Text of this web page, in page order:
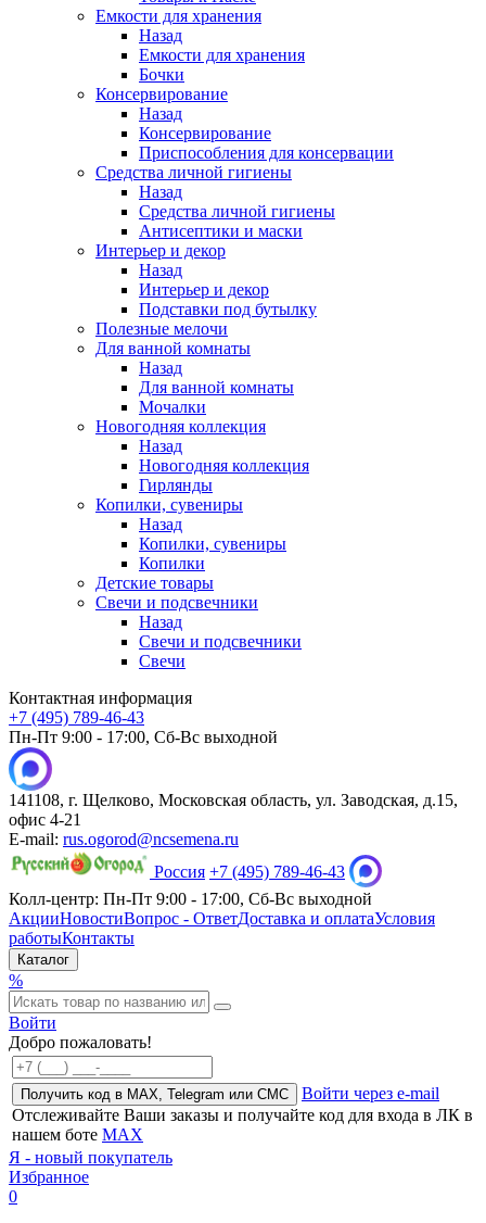
Емкости для хранения
Назад
Емкости для хранения
Бочки
Консервирование
Назад
Консервирование
Приспособления для консервации
Средства личной гигиены
Назад
Средства личной гигиены
Антисептики и маски
Интерьер и декор
Назад
Интерьер и декор
Подставки под бутылку
Полезные мелочи
Для ванной комнаты
Назад
Для ванной комнаты
Мочалки
Новогодняя коллекция
Назад
Новогодняя коллекция
Гирлянды
Копилки, сувениры
Назад
Копилки, сувениры
Копилки
Детские товары
Свечи и подсвечники
Назад
Свечи и подсвечники
Свечи
Контактная информация
+7 (495) 789-46-43
Пн-Пт 9:00 - 17:00, Сб-Вс выходной
141108, г. Щелково, Московская область, ул. Заводская, д.15,
офис 4-21
E-mail: rus.ogorod@ncsemena.ru
Россия +7 (495) 789-46-43
Колл-центр: Пн-Пт 9:00 - 17:00, Сб-Вс выходной
АкцииНовостиВопрос - ОтветДоставка и оплатаУсловия
работыКонтакты
Каталог
%
Войти
Добро пожаловать!
Получить код в MAX, Telegram или СМС
Войти через e-mail
Отслеживайте Ваши заказы и получайте код для входа в ЛК в
нашем боте MAX
Я - новый покупатель
Избранное
0